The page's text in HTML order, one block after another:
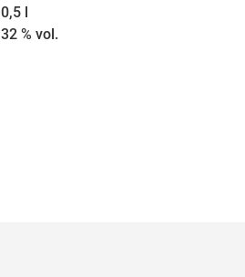
0,5 l
32 % vol.